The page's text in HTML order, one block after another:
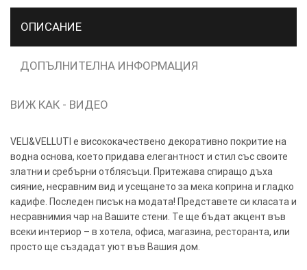
ОПИСАНИЕ
ДОПЪЛНИТЕЛНА ИНФОРМАЦИЯ
ВИЖ КАК - ВИДЕО
VELI&VELLUTI е висококачествено декоративно покритие на
водна основа, което придава елегантност и стил със своите
златни и сребърни отблясъци. Притежава спиращо дъха
сияние, несравним вид и усещането за мека коприна и гладко
кадифе. Последен писък на модата! Представете си класата и
несравнимия чар на Вашите стени. Те ще бъдат акцент във
всеки интериор – в хотела, офиса, магазина, ресторанта, или
просто ще създадат уют във Вашия дом.
ИНФОРМАЦИЯ
МОЖЕТЕ
НАМЕРИТЕ
ТУК.
ОПЦИИ
Google